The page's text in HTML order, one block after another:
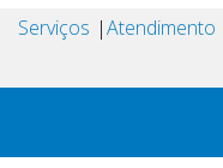
Serviços Atendimento